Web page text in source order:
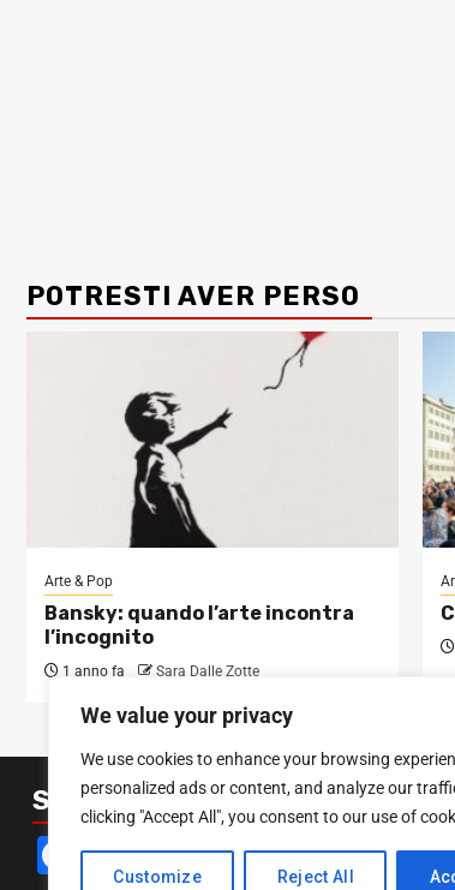
We value your privacy
We use cookies to enhance your browsing
personalized ads or content, and analyze our
clicking "Accept All", you consent to our use of
Customize Reject All
POTRESTI AVER PERSO
Arte & Pop
Bansky: quando l’arte incontra
l’incognito
1 anno fa Sara Dalle Zotte
SEGUICI SUI SOCIAL
Facebook
Instagram
YouTube